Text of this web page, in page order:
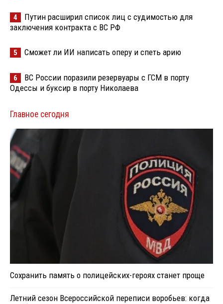
4
Путин расширил список лиц с судимостью для
заключения контракта с ВС РФ
5 Сможет ли ИИ написать оперу и спеть арию
6
ВС России поразили резервуары с ГСМ в порту
Одессы и буксир в порту Николаева
Главное сегодня
Сохранить память о полицейских-героях станет проще
Летний сезон Всероссийской переписи воробьев: когда